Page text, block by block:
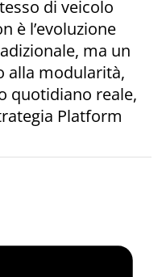
di veicolo
è l’evoluzione
ma un
alla modularità,
quotidiano reale,
Platform